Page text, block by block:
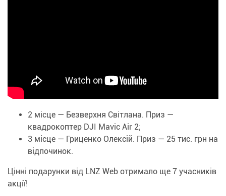
2 місце — Безверхня Світлана. Приз —
квадрокоптер DJI Mavic Air 2;
3 місце — Гриценко Олексій. Приз — 25 тис. грн на
відпочинок.
Цінні подарунки від LNZ Web отримало ще 7 учасників
акції!